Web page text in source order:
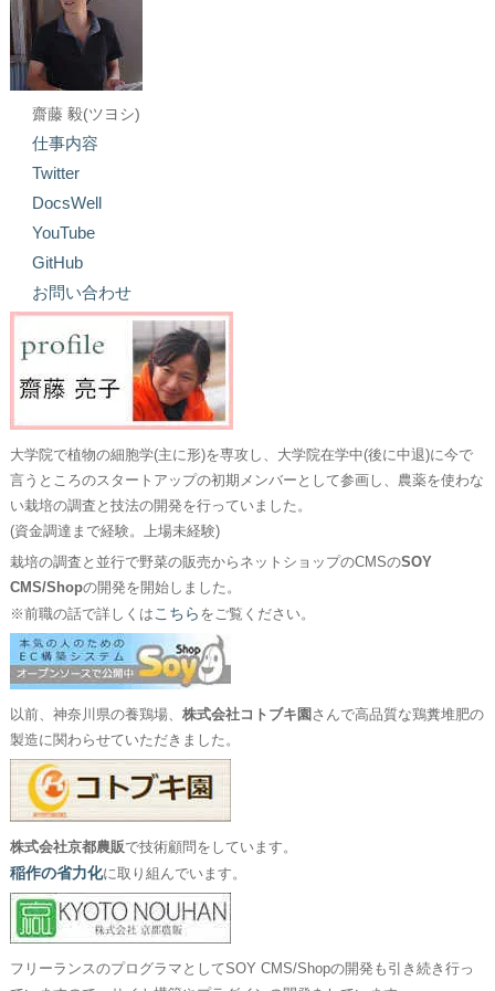
齋藤 毅(ツヨシ)
仕事内容
Twitter
DocsWell
YouTube
GitHub
お問い合わせ
大学院で植物の細胞学(主に形)を専攻し、大学院在学中(後に中退)に今で
言うところのスタートアップの初期メンバーとして参画し、農薬を使わな
い栽培の調査と技法の開発を行っていました。
(資金調達まで経験。上場未経験)
栽培の調査と並行で野菜の販売からネットショップのCMSのSOY
CMS/Shopの開発を開始しました。
※前職の話で詳しくはこちら をご覧ください。
以前、神奈川県の養鶏場、 株式会社コトブキ園 さんで高品質な鶏糞堆肥の
製造に関わらせていただきました。
株式会社京都農販で技術顧問をしています。
稲作の省力化に取り組んでいます。
フリーランスのプログラマとしてSOY CMS/Shopの開発も引き続き行っ